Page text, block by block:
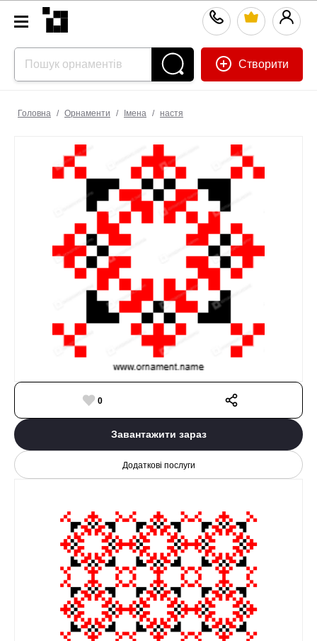
Створити
Головна / Орнаменти / Імена / настя
0
Завантажити зараз
Додаткові послуги